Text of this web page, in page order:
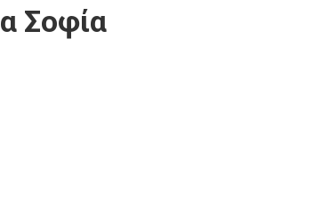
Σοφία